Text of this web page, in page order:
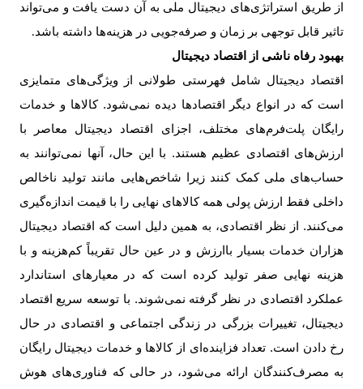
از طریق استراتژی‌های دیجیتال ملی به آن دست یافت و می‌تواند
تاثیر قابل توجهی بر زمان و صرفه‌جویی در هزینه‌ها داشته باشد.
بهبود رفاه ناشی از اقتصاد دیجیتال
اقتصاد دیجیتال شامل فهرستی طولانی از ویژگی‌های متمایزی
است که در انواع دیگر اقتصادها دیده نمی‌شود. کالاها و خدمات
رایگان پلت‌فرم‌های مختلف، اجزای اقتصاد دیجیتال معاصر با
ارزش‌های اقتصادی عظیم هستند. با این حال، آنها نمی‌توانند به
حساب‌های ملی کمک کنند زیرا شاخص‌هایی مانند تولید ناخالص
داخلی فقط ارزش پولی همه کالاهای نهایی را با قیمت اندازه‌گیری
می‌کنند. از نظر اقتصادی، به همین دلیل است که اقتصاد دیجیتال
هزاران خدمات بسیار باارزش و در عین حال تقریباً کم‌هزینه و با
هزینه نهایی صفر تولید کرده است که در معیارهای استاندارد
عملکرد اقتصادی در نظر گرفته نمی‌شوند. با توسعه سریع اقتصاد
دیجیتال، تغییرات بزرگی در زندگی اجتماعی و اقتصادی در حال
رخ دادن است. تعداد فزاینده‌ای از کالاها و خدمات دیجیتال رایگان
به مصرف‌کنندگان ارائه می‌شود، در حالی که فناوری‌های هوش